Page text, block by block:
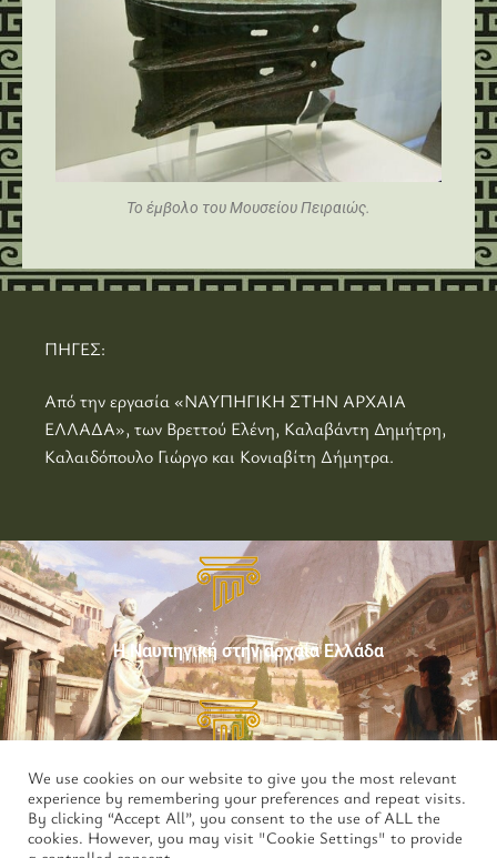
Το έμβολο του Μουσείου Πειραιώς.
ΠΗΓΕΣ:
Από την εργασία «ΝΑΥΠΗΓΙΚΗ ΣΤΗΝ ΑΡΧΑΙΑ
ΕΛΛΑΔΑ», των Βρεττού Ελένη, Καλαβάντη Δημήτρη,
Καλαιδόπουλο Γιώργο και Κονιαβίτη Δήμητρα.
Η Ναυπηγική στην αρχαία Ελλάδα
Η τριήρης, το διασημότερο πολεμικό πλοίο της
αρχαιότητας
We use cookies on our website to give you the most relevant
experience by remembering your preferences and repeat visits.
By clicking “Accept All”, you consent to the use of ALL the
cookies. However, you may visit "Cookie Settings" to provide